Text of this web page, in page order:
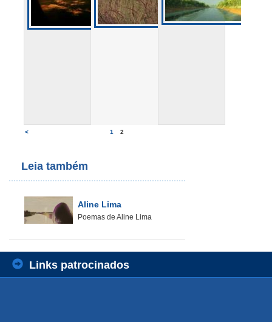
< 1 2
Leia também
Aline Lima
Poemas de Aline Lima
Links patrocinados